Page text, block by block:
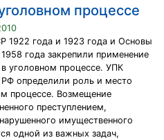
процессе
1922 года и 1923 года и Основы
года закрепили применение
уголовном процессе. УПК
определили роль и место
процессе. Возмещение
преступлением,
имущественного
одной из важных задач,